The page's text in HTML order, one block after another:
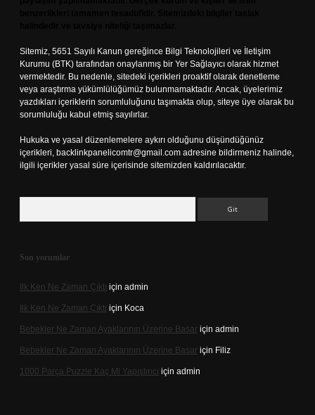
Sitemiz, 5651 Sayılı Kanun gereğince Bilgi Teknolojileri ve İletişim
Kurumu (BTK) tarafından onaylanmış bir Yer Sağlayıcı olarak hizmet
vermektedir. Bu nedenle, sitedeki içerikleri proaktif olarak denetleme
veya araştırma yükümlülüğümüz bulunmamaktadır. Ancak, üyelerimiz
yazdıkları içeriklerin sorumluluğunu taşımakta olup, siteye üye olarak bu
sorumluluğu kabul etmiş sayılırlar.
Hukuka ve yasal düzenlemelere aykırı olduğunu düşündüğünüz
içerikleri, backlinkpanelicomtr@gmail.com adresine bildirmeniz halinde,
ilgili içerikler yasal süre içerisinde sitemizden kaldırılacaktır.
Son yorumlar
Ilk Ken Ne Zaman Çıktı için admin
Ilk Ken Ne Zaman Çıktı için Koca
Bebekler Ne Zaman Ayaklarının Üzerine Basar için admin
Bebekler Ne Zaman Ayaklarının Üzerine Basar için Filiz
1000 Parça Puzzle Kaç Ml Yapıştırıcı için admin